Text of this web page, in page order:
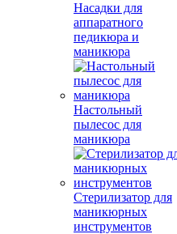
Насадки для
аппаратного
педикюра и
маникюра
Настольный
пылесос для
маникюра
Стерилизатор для
маникюрных
инструментов